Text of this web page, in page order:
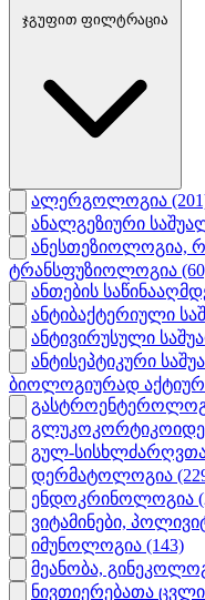
ჯგუფით ფილტრაცია
ალერგოლოგია
ანალგეზიური
ანესთეზიოლოგია,
ტრანსფუზიოლოგია
ანთების
ანტიბაქტერიული
ანტივირუსული
ანტისეპტიკური
ბიოლოგიურად
გულ-სისხლძარღვთა
დერმატოლოგია
ენდოკრინოლოგია
ვიტამინები,
იმუნოლოგია (143)
მეანობა,
ნივთიერებათა